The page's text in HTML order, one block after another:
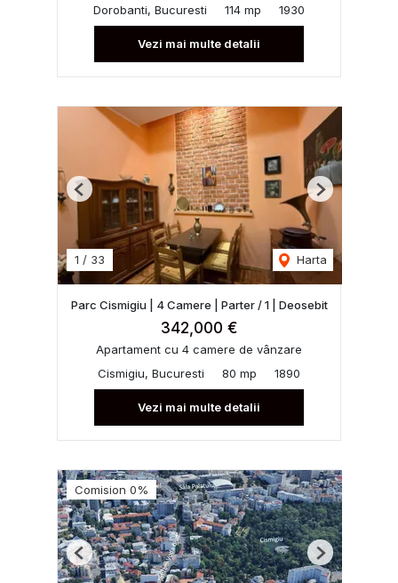
Dorobanti, Bucuresti
114 mp 1930
Vezi mai multe detalii
1 / 33 Harta
Previous Next
Parc Cismigiu | 4 Camere | Parter / 1 | Deosebit
342,000 €
Apartament cu 4 camere de vânzare
Cismigiu, Bucuresti
80 mp 1890
Vezi mai multe detalii
Comision 0%
Previous Next